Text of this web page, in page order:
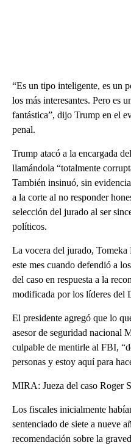
“Es un tipo inteligente, es un
los más interesantes. Pero es
fantástica”, dijo Trump en el
penal.
Trump atacó a la encargada
llamándola “totalmente
También insinuó, sin
a la corte al no responder
selección del jurado al ser
políticos.
La vocera del jurado,
este mes cuando defendió a
del caso en respuesta a la
modificada por los líderes del
El presidente agregó que lo
asesor de seguridad nacional
culpable de mentirle al FBI,
personas y estoy aquí para
MIRA: Jueza del caso Roger
Los fiscales inicialmente
sentenciado de siete a nueve
recomendación sobre la